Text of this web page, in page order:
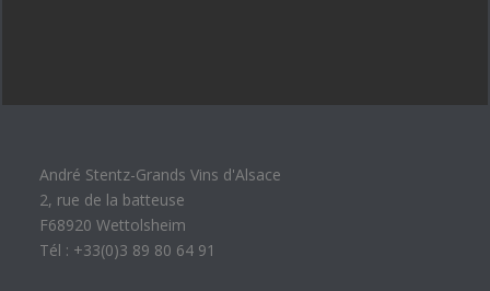
André Stentz-Grands Vins d'Alsace
2, rue de la batteuse
F68920 Wettolsheim
Tél : +33(0)3 89 80 64 91